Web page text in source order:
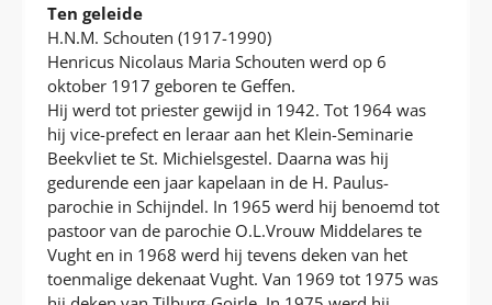
Ten geleide
H.N.M. Schouten (1917-1990)
Henricus Nicolaus Maria Schouten werd op 6
oktober 1917 geboren te Geffen.
Hij werd tot priester gewijd in 1942. Tot 1964 was
hij vice-prefect en leraar aan het Klein-Seminarie
Beekvliet te St. Michielsgestel. Daarna was hij
gedurende een jaar kapelaan in de H. Paulus-
parochie in Schijndel. In 1965 werd hij benoemd tot
pastoor van de parochie O.L.Vrouw Middelares te
Vught en in 1968 werd hij tevens deken van het
toenmalige dekenaat Vught. Van 1969 tot 1975 was